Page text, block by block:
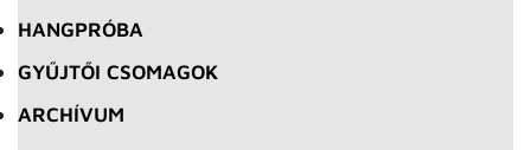
HANGPRÓBA
GYŰJTŐI CSOMAGOK
ARCHÍVUM